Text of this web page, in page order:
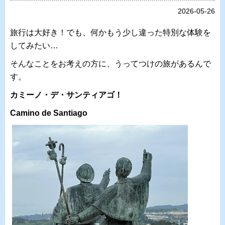
2026-05-26
旅行は大好き！でも、何かもう少し違った特別な体験を
してみたい…
そんなことをお考えの方に、うってつけの旅があるんで
す。
カミーノ・デ・サンティアゴ！
Camino de Santiago